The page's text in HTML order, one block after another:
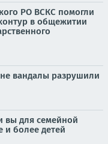
РО ВСКС помогли
в общежитии
вандалы разрушили
вы для семейной
и более детей